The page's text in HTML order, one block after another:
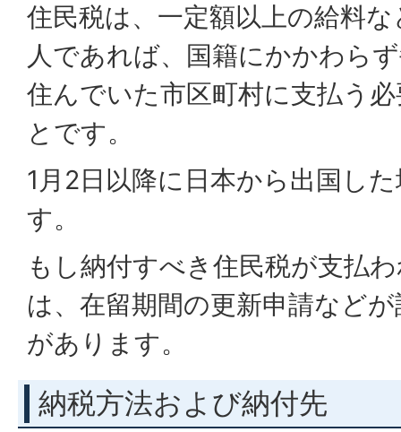
住民税は、一定額以上の給料
人であれば、国籍にかかわら
住んでいた市区町村に支払う
とです。
1月2日以降に日本から出国し
す。
もし納付すべき住民税が支払
は、在留期間の更新申請など
があります。
納税方法および納付先